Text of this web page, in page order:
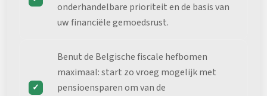
onderhandelbare prioriteit en de basis van
uw financiële gemoedsrust.
Benut de Belgische fiscale hefbomen
maximaal: start zo vroeg mogelijk met
pensioensparen om van de